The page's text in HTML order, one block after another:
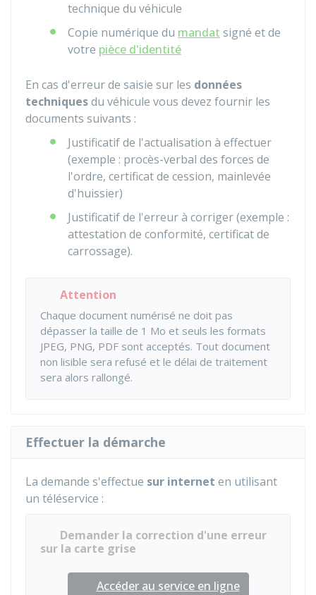
technique du véhicule
Copie numérique du mandat signé et de
votre pièce d'identité
En cas d'erreur de saisie sur les données
techniquesdu véhicule vous devez fournir les
documents suivants :
Justificatif de l'actualisation à effectuer
(exemple : procès-verbal des forces de
l'ordre, certificat de cession, mainlevée
d'huissier)
Justificatif de l'erreur à corriger (exemple :
attestation de conformité, certificat de
carrossage).
Attention
Chaque document numérisé ne doit pas
dépasser la taille de 1 Mo et seuls les formats
JPEG, PNG, PDF sont acceptés. Tout document
non lisible sera refusé et le délai de traitement
sera alors rallongé.
Effectuer la démarche
La demande s'effectue sur internet en utilisant
un téléservice :
Demander la correction d'une erreur
sur la carte grise
Accéder au service en ligne